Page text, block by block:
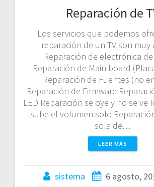
Reparación de
Los servicios que podemos
reparación de un TV son muy
Reparación de electrónica
Reparación de Main board
Reparación de Fuentes (no
Reparación de Firmware
LED Reparación se oye y no se ve
sube el volumen solo
sola de…
LEER MÁS
sistema 6 agosto,